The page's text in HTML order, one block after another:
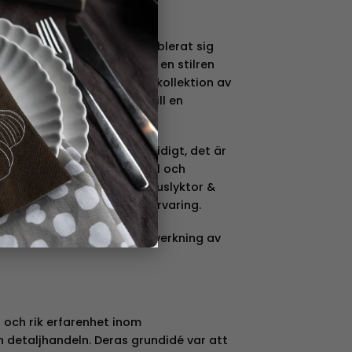
varumärke som har etablerat sig
Genom att fokusera på en stilren
skapat en imponerande kollektion av
förvandlar varje tillfälle till en
är omfattande och mångsidigt, det är
den extra touchen av stil och
från juldekorationer till ljuslyktor &
textiler och förvaring.
järn, glas, trä och tyg i tillverkning av
rik erfarenhet inom
detaljhandeln. Deras grundidé var att